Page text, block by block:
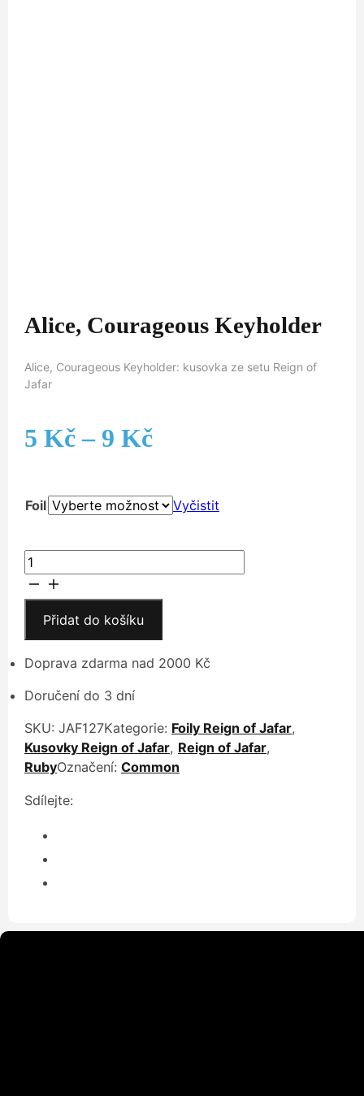
Alice, Courageous Keyholder
Alice, Courageous Keyholder: kusovka ze setu Reign of
Jafar
5 Kč – 9 KčRozpětí
5 Kč
až
9 Kč
Foil Vyčistit
Alice,
Courageous
Keyholder
množství
Přidat do košíku
Doprava zdarma nad 2000 Kč
Doručení do 3 dní
SKU: JAF127Kategorie: Foily Reign of Jafar,
Kusovky Reign of Jafar, Reign of Jafar,
RubyOznačení: Common
Sdílejte: